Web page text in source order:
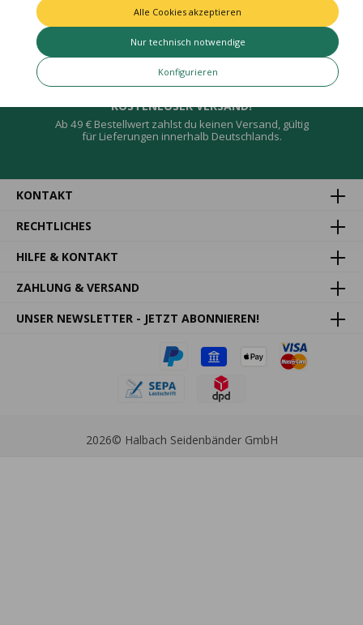
Deine Vorteile
KOSTENLOSER VERSAND!
Ab 49 € Bestellwert zahlst du keinen Versand, gültig
für Lieferungen innerhalb Deutschlands.
KONTAKT
RECHTLICHES
HILFE & KONTAKT
ZAHLUNG & VERSAND
UNSER NEWSLETTER - JETZT ABONNIEREN!
2026© Halbach Seidenbänder GmbH
Nur technisch notwendige
Konfigurieren
Alle Cookies akzeptieren